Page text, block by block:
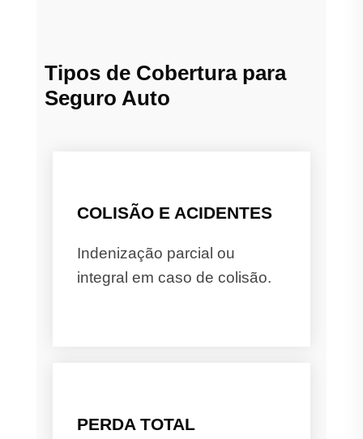
Tipos de Cobertura para
Seguro Auto
COLISÃO E ACIDENTES
Indenização parcial ou
integral em caso de colisão.
PERDA TOTAL